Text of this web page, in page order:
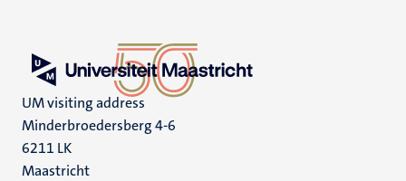
UM visiting address
Minderbroedersberg 4-6
6211 LK
Maastricht